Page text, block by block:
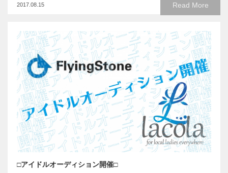
Read More
2017.08.15
□アイドルオーディション開催□